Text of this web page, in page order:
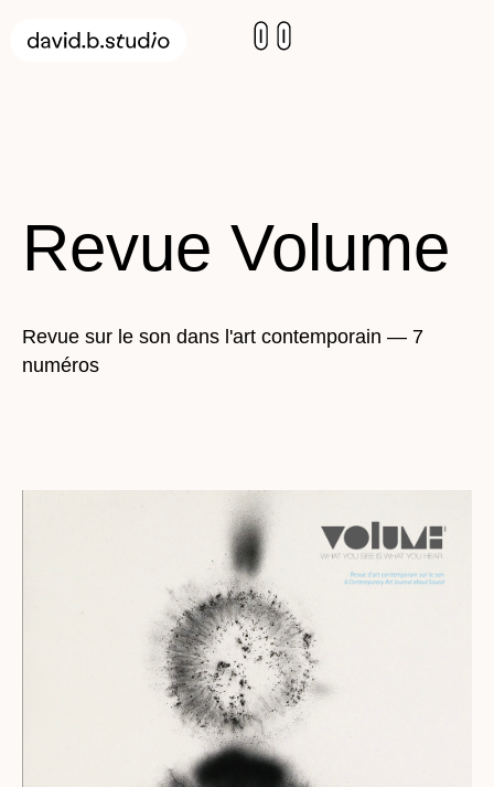
Revue Volume
Revue sur le son dans l'art contemporain — 7
numéros